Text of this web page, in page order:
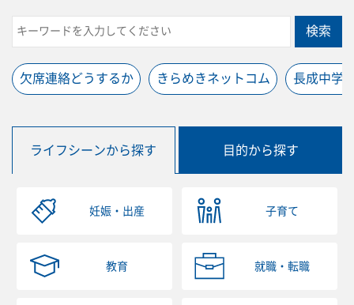
検索
欠席連絡どうするか きらめきネットコム 長成中学
ライフシーンから探す 目的から探す
妊娠・出産 子育て
教育 就職・転職